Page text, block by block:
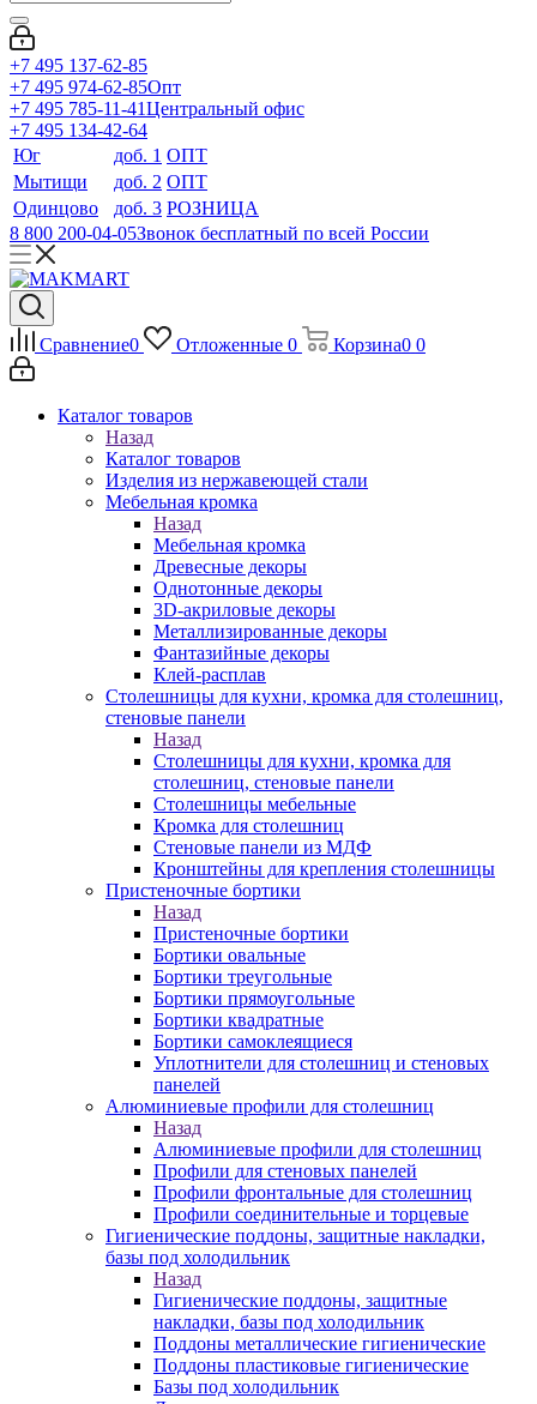
+7 495 137-62-85
+7 495 974-62-85Опт
+7 495 785-11-41Центральный офис
+7 495 134-42-64
Юг
доб. 1 ОПТ
Мытищи
доб. 2 ОПТ
Одинцово
доб. 3 РОЗНИЦА
8 800 200-04-05Звонок бесплатный по всей России
Сравнение0 Отложенные 0 Корзина0 0
Каталог товаров
Назад
Каталог товаров
Изделия из нержавеющей стали
Мебельная кромка
Назад
Мебельная кромка
Древесные декоры
Однотонные декоры
3D-акриловые декоры
Металлизированные декоры
Фантазийные декоры
Клей-расплав
Столешницы для кухни, кромка для столешниц,
стеновые панели
Назад
Столешницы для кухни, кромка для
столешниц, стеновые панели
Столешницы мебельные
Кромка для столешниц
Стеновые панели из МДФ
Кронштейны для крепления столешницы
Пристеночные бортики
Назад
Пристеночные бортики
Бортики овальные
Бортики треугольные
Бортики прямоугольные
Бортики квадратные
Бортики самоклеящиеся
Уплотнители для столешниц и стеновых
панелей
Алюминиевые профили для столешниц
Назад
Алюминиевые профили для столешниц
Профили для стеновых панелей
Профили фронтальные для столешниц
Профили соединительные и торцевые
Гигиенические поддоны, защитные накладки,
базы под холодильник
Назад
Гигиенические поддоны, защитные
накладки, базы под холодильник
Поддоны металлические гигиенические
Поддоны пластиковые гигиенические
Базы под холодильник